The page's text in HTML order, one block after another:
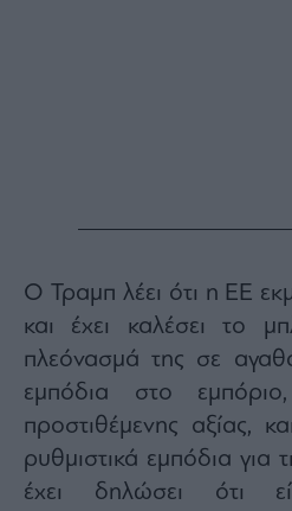
Ο Τραμπ λέει ότι η ΕΕ
και έχει καλέσει το
πλεόνασμά της σε
εμπόδια στο
προστιθέμενης αξίας,
ρυθμιστικά εμπόδια για
έχει δηλώσει ότι